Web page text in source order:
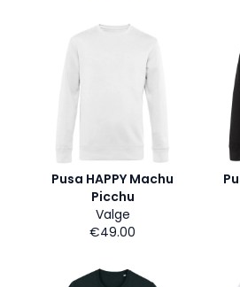
Pusa HAPPY Machu
Picchu
Valge
€49.00